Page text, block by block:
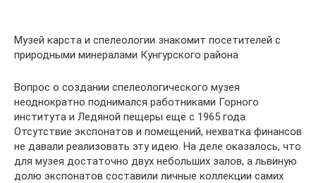
Музей карста и спелеологии знакомит посетителей с
природными минералами Кунгурского района
Вопрос о создании спелеологического музея
неоднократно поднимался работниками Горного
института и Ледяной пещеры ещё с 1965 года.
Отсутствие экспонатов и помещений, нехватка финансов
не давали реализовать эту идею. На деле оказалось, что
для музея достаточно двух небольших залов, а львиную
долю экспонатов составили личные коллекции самих